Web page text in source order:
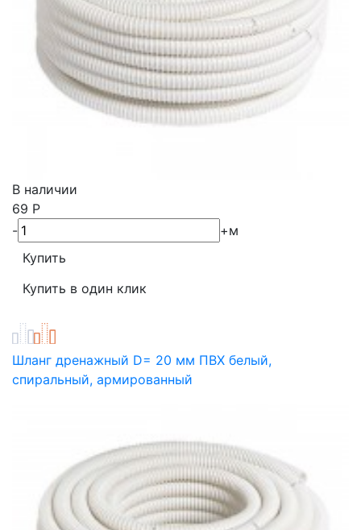
В наличии
69 Р
-
+м
Шланг дренажный D= 20 мм ПВХ белый,
спиральный, армированный